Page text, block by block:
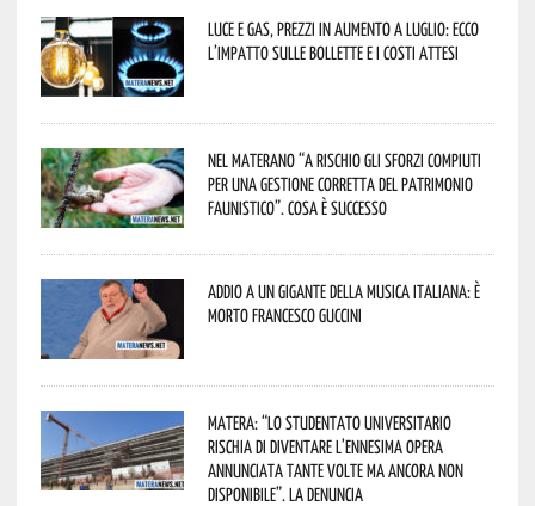
Luce e gas, prezzi in aumento a luglio: ecco
l’impatto sulle bollette e i costi attesi
Nel materano “a rischio gli sforzi compiuti
per una gestione corretta del patrimonio
faunistico”. Cosa è successo
Addio a un gigante della musica italiana: è
morto Francesco Guccini
Matera: “Lo studentato universitario
rischia di diventare l’ennesima opera
annunciata tante volte ma ancora non
disponibile”. La denuncia